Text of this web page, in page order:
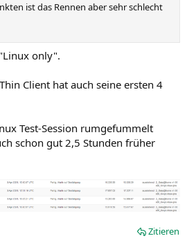
ist das Rennen aber sehr schlecht
only".
Client hat auch seine ersten 4
Test-Session rumgefummelt
schon gut 2,5 Stunden früher
Zitieren